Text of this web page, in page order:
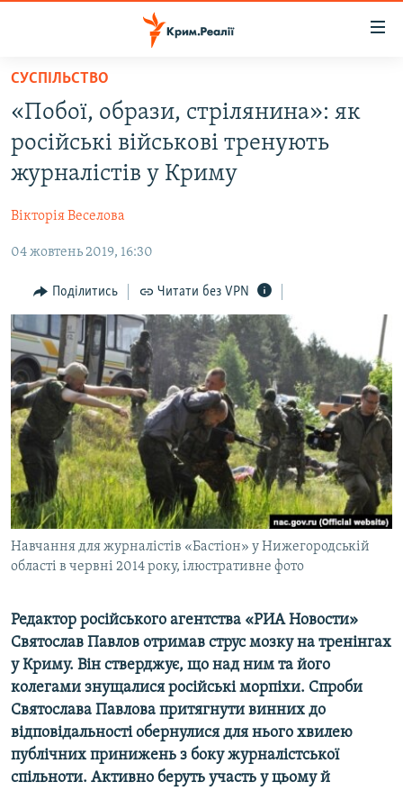
Перейти
основного
матеріалу
Перейти
до
основної
навігації
Перейти
пошуку
НОВИНИ
ВОДА.КРИМ
ВІДЕО ТА ФОТО
БЛОГИ
ПОГЛЯД
ІНТЕРВ'Ю
ВСЕ ЗА ДЕНЬ
СПЕЦПРОЕКТИ
ДЕПОРТАЦІЯ
ВІДЕОУРОКИ «ELIFBE»
СВІДЧЕННЯ ОКУПАЦІЇ
УКРАЇНСЬКА ПРОБЛЕМА КРИМУ
ІНФОГРАФІКА
ЯК ОБІЙТИ БЛОКУВАННЯ
Русский
Qırımtatar
ДОЛУЧАЙСЯ!
СУСПІЛЬСТВО
«Побої, образи, стрілянина»: як
російські військові тренують
журналістів у Криму
Вікторія Веселова
04 жовтень 2019, 16:30
Поділитись Читати без VPN
Навчання для журналістів «Бастіон» у Нижегородській
області в червні 2014 року, ілюстративне фото
Редактор російського агентства «РИА Новости»
Святослав Павлов отримав струс мозку на тренінгах
у Криму. Він стверджує, що над ним та його
колегами знущалися російські морпіхи. Спроби
Святослава Павлова притягнути винних до
відповідальності обернулися для нього хвилею
публічних принижень з боку журналістської
спільноти. Активно беруть участь у цьому й